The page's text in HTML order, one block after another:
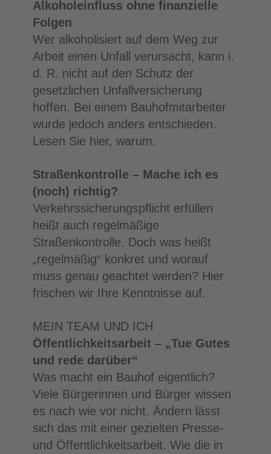
Alkoholeinfluss ohne finanzielle
Folgen
Wer alkoholisiert auf dem Weg zur
Arbeit einen Unfall verursacht, kann i.
d. R. nicht auf den Schutz der
gesetzlichen Unfallversicherung
hoffen. Bei einem Bauhofmitarbeiter
wurde jedoch anders entschieden.
Lesen Sie hier, warum.
Straßenkontrolle – Mache ich es
(noch) richtig?
Verkehrssicherungspflicht erfüllen
heißt auch regelmäßige
Straßenkontrolle. Doch was heißt
„regelmäßig“ konkret und worauf
muss genau geachtet werden? Hier
frischen wir Ihre Kenntnisse auf.
MEIN TEAM UND ICH
Öffentlichkeitsarbeit – „Tue Gutes
und rede darüber“
Was macht ein Bauhof eigentlich?
Viele Bürgerinnen und Bürger wissen
es nach wie vor nicht. Ändern lässt
sich das mit einer gezielten Presse-
und Öffentlichkeitsarbeit. Wie die in